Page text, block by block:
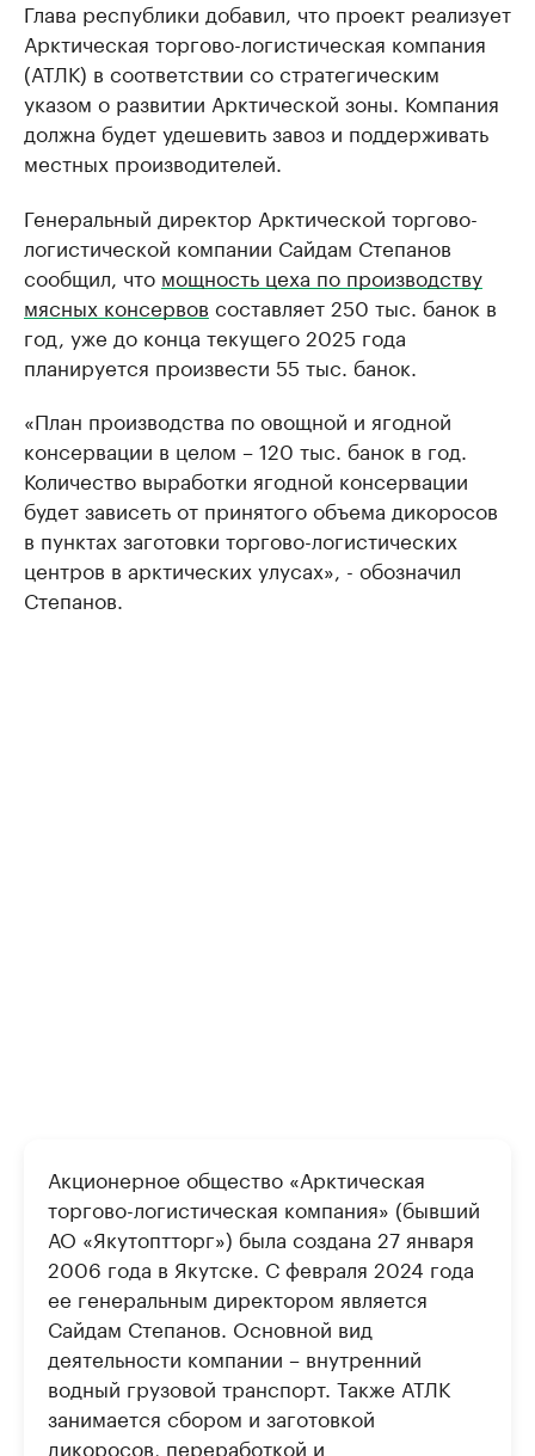
Глава республики добавил, что проект реализует
Арктическая торгово-логистическая компания
(АТЛК) в соответствии со стратегическим
указом о развитии Арктической зоны. Компания
должна будет удешевить завоз и поддерживать
местных производителей.
Генеральный директор Арктической торгово-
логистической компании Сайдам Степанов
сообщил, что мощность цеха по производству
мясных консервов составляет 250 тыс. банок в
год, уже до конца текущего 2025 года
планируется произвести 55 тыс. банок.
«План производства по овощной и ягодной
консервации в целом – 120 тыс. банок в год.
Количество выработки ягодной консервации
будет зависеть от принятого объема дикоросов
в пунктах заготовки торгово-логистических
центров в арктических улусах», - обозначил
Степанов.
Акционерное общество «Арктическая
торгово-логистическая компания» (бывший
АО «Якутоптторг») была создана 27 января
2006 года в Якутске. С февраля 2024 года
ее генеральным директором является
Сайдам Степанов. Основной вид
деятельности компании – внутренний
водный грузовой транспорт. Также АТЛК
занимается сбором и заготовкой
дикоросов, переработкой и